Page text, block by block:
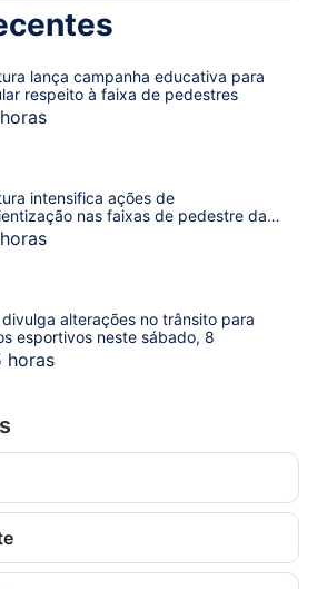
lança campanha educativa para
respeito à faixa de pedestres
intensifica ações de
nas faixas de pedestre da
divulga alterações no trânsito para
esportivos neste sábado, 8
horas